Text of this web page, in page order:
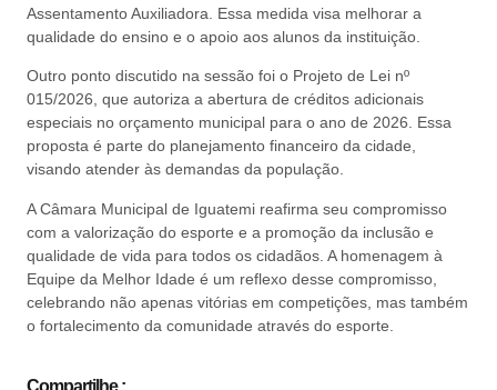
Assentamento Auxiliadora. Essa medida visa melhorar a
qualidade do ensino e o apoio aos alunos da instituição.
Outro ponto discutido na sessão foi o Projeto de Lei nº
015/2026, que autoriza a abertura de créditos adicionais
especiais no orçamento municipal para o ano de 2026. Essa
proposta é parte do planejamento financeiro da cidade,
visando atender às demandas da população.
A Câmara Municipal de Iguatemi reafirma seu compromisso
com a valorização do esporte e a promoção da inclusão e
qualidade de vida para todos os cidadãos. A homenagem à
Equipe da Melhor Idade é um reflexo desse compromisso,
celebrando não apenas vitórias em competições, mas também
o fortalecimento da comunidade através do esporte.
Compartilhe :